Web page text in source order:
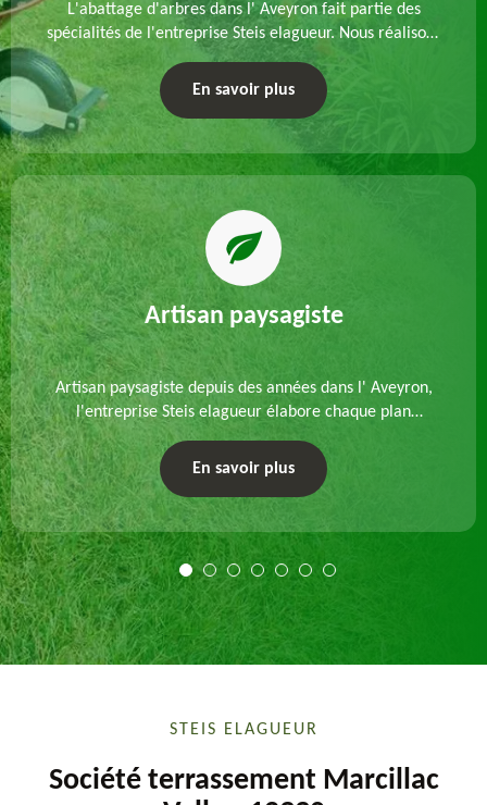
L'abattage d'arbres dans l' Aveyron fait partie des
spécialités de l'entreprise Steis elagueur. Nous réalisons
un abattage direct ou par démontage, tenant compte
des particularités du site et des végétaux.
En savoir plus
Artisan paysagiste
Artisan paysagiste depuis des années dans l' Aveyron,
l'entreprise Steis elagueur élabore chaque plan
d'aménagement paysager et exécute les travaux
afférents. Devis gratuit et sur mesure.
En savoir plus
STEIS ELAGUEUR
Société terrassement Marcillac